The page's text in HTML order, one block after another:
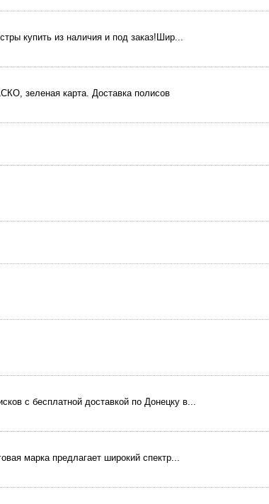
купить из наличия и под заказ!Шир...
зеленая карта. Доставка полисов
c бесплатной доставкой по Донецку в...
марка предлагает широкий спектр...